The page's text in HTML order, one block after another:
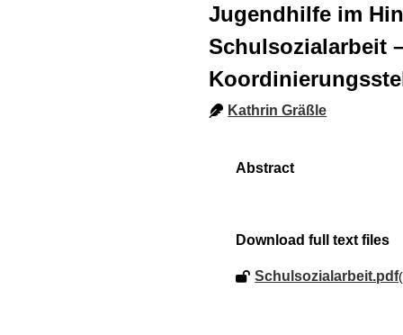
Jugendhilfe im
Schulsozialarbeit
Kathrin Gräßle
Download full text files
Schulsozialarbeit.pdf